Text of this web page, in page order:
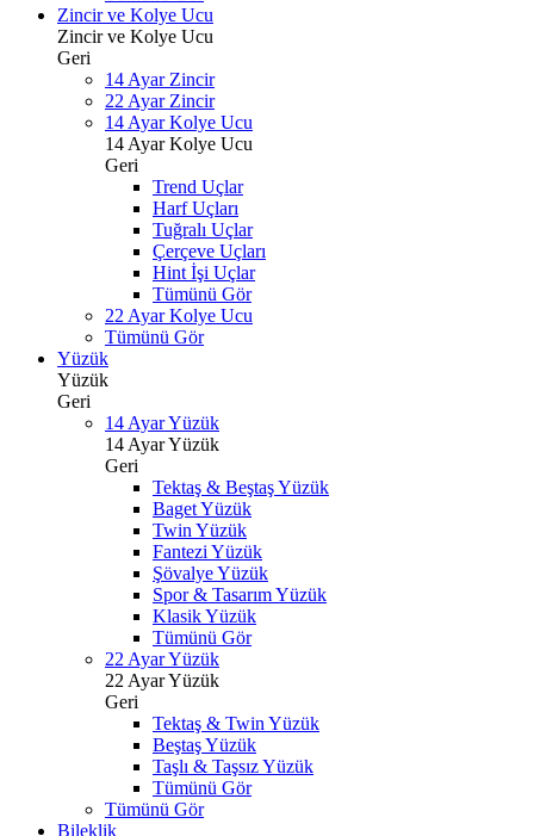
Zincir ve Kolye Ucu
Zincir ve Kolye Ucu
Geri
14 Ayar Zincir
22 Ayar Zincir
14 Ayar Kolye Ucu
14 Ayar Kolye Ucu
Geri
Trend Uçlar
Harf Uçları
Tuğralı Uçlar
Çerçeve Uçları
Hint İşi Uçlar
Tümünü Gör
22 Ayar Kolye Ucu
Tümünü Gör
Yüzük
Yüzük
Geri
14 Ayar Yüzük
14 Ayar Yüzük
Geri
Tektaş & Beştaş Yüzük
Baget Yüzük
Twin Yüzük
Fantezi Yüzük
Şövalye Yüzük
Spor & Tasarım Yüzük
Klasik Yüzük
Tümünü Gör
22 Ayar Yüzük
22 Ayar Yüzük
Geri
Tektaş & Twin Yüzük
Beştaş Yüzük
Taşlı & Taşsız Yüzük
Tümünü Gör
Tümünü Gör
Bileklik